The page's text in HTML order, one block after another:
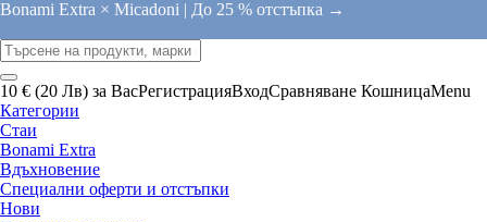
Bonami Extra × Micadoni | До 25 % отстъпка →
10 € (20 Лв) за ВасРегистрацияВходСравняване КошницаMenu
Категории
Стаи
Bonami Extra
Вдъхновение
Специални оферти и отстъпки
Нови